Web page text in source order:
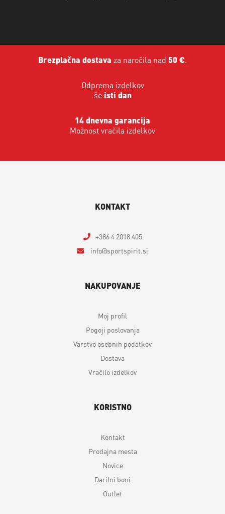
Brezplačna dostava za naročila nad 50 €.
Odprema izdelkov
še isti dan
14 dnevna garancija
Možnost vračila izdelkov
KONTAKT
+386 4 2018 405
info
sportspirit.si
NAKUPOVANJE
Moj profil
Pogoji poslovanja
Varstvo osebnih podatkov
Dostava
Vračilo izdelkov
KORISTNO
Kontakt
Prodajna mesta
Novice
Darilni boni
Outlet